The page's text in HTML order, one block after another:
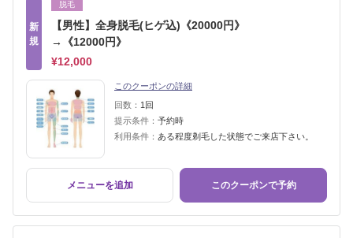
新
規
脱毛
【男性】全身脱毛(ヒゲ込)《20000円》
→《12000円》
¥12,000
このクーポンの詳細
回数： 1回
提示条件： 予約時
利用条件： ある程度剃毛した状態でご来店下さい。
メニューを追加 このクーポンで予約